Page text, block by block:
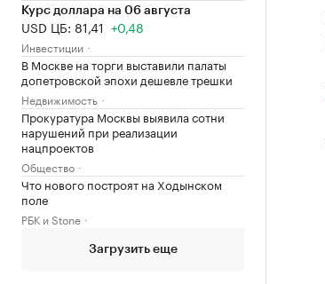
Курс доллара на 06 августа
USD ЦБ: 81,41 +0,48
Инвестиции
В Москве на торги выставили палаты
допетровской эпохи дешевле трешки
Недвижимость
Прокуратура Москвы выявила сотни
нарушений при реализации
нацпроектов
Общество
Что нового построят на Ходынском
поле
РБК и Stone
Загрузить еще